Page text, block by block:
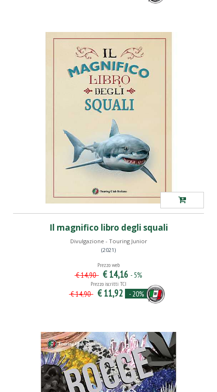
Il magnifico libro degli squali
Divulgazione - Touring Junior
(2021)
Prezzo web
€ 14,90 € 14,16 - 5%
Prezzo iscritti TCI
€ 14,90 € 11,92 - 20%